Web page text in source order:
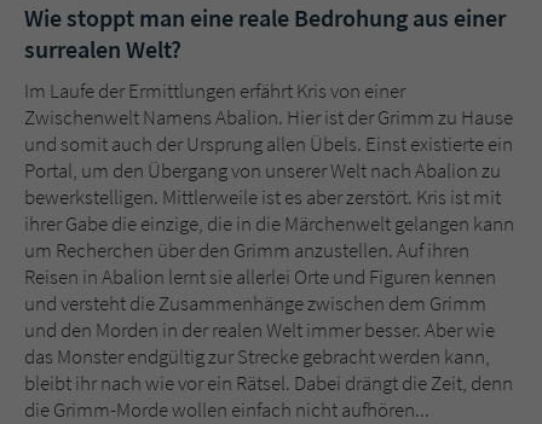
Wie stoppt man eine reale Bedrohung aus einer
surrealen Welt?
Im Laufe der Ermittlungen erfährt Kris von einer
Zwischenwelt Namens Abalion. Hier ist der Grimm zu Hause
und somit auch der Ursprung allen Übels. Einst existierte ein
Portal, um den Übergang von unserer Welt nach Abalion zu
bewerkstelligen. Mittlerweile ist es aber zerstört. Kris ist mit
ihrer Gabe die einzige, die in die Märchenwelt gelangen kann
um Recherchen über den Grimm anzustellen. Auf ihren
Reisen in Abalion lernt sie allerlei Orte und Figuren kennen
und versteht die Zusammenhänge zwischen dem Grimm
und den Morden in der realen Welt immer besser. Aber wie
das Monster endgültig zur Strecke gebracht werden kann,
bleibt ihr nach wie vor ein Rätsel. Dabei drängt die Zeit, denn
die Grimm-Morde wollen einfach nicht aufhören...